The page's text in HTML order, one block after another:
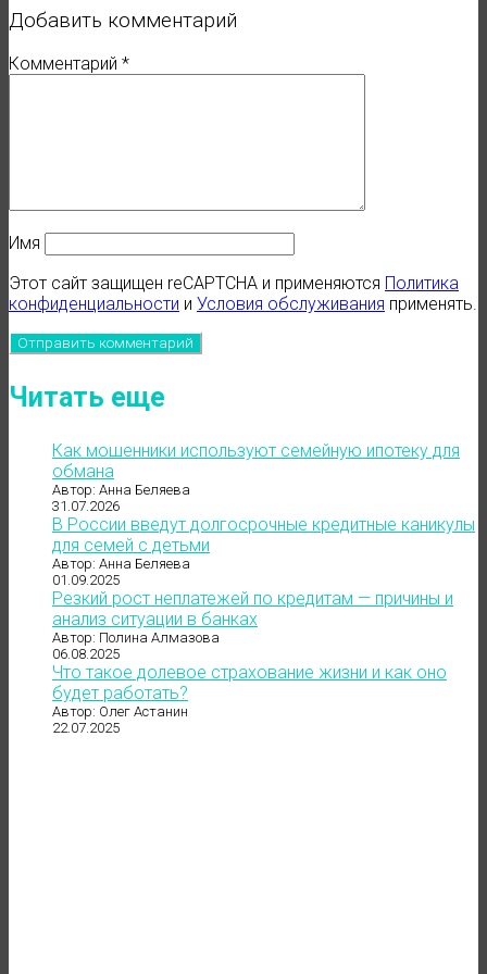
Добавить комментарий
Комментарий *
Имя
Этот сайт защищен reCAPTCHA и применяются Политика
конфиденциальности и Условия обслуживания применять.
Читать еще
Как мошенники используют семейную ипотеку для
обмана
Автор: Анна Беляева
31.07.2026
В России введут долгосрочные кредитные каникулы
для семей с детьми
Автор: Анна Беляева
01.09.2025
Резкий рост неплатежей по кредитам — причины и
анализ ситуации в банках
Автор: Полина Алмазова
06.08.2025
Что такое долевое страхование жизни и как оно
будет работать?
Автор: Олег Астанин
22.07.2025